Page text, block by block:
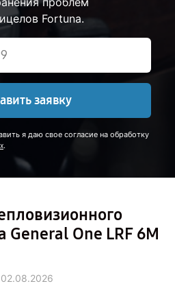
Fortuna.
заявку
я даю свое согласие на обработку
.
One LRF 6M
02.08.2026